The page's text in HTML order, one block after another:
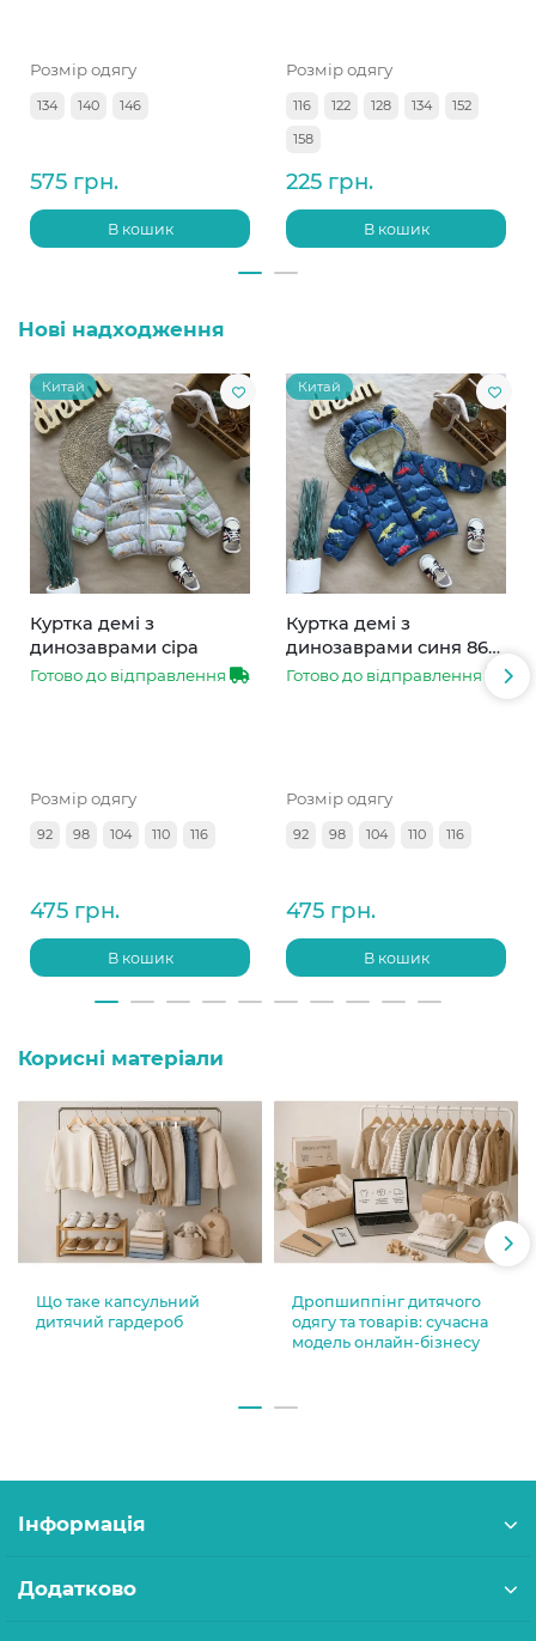
Розмір одягу
134 140 146
575 грн.
В кошик
Розмір одягу
116 122 128 134
152
158
225 грн.
В кошик
Нові надходження
Китай
Куртка демі з
динозаврами сіра
Готово до відправлення
Розмір одягу
92 98 104 110 116
475 грн.
В кошик
Китай
Куртка демі з
динозаврами синя 86-
110
Готово до відправлення
Розмір одягу
92 98 104 110 116
475 грн.
В кошик
Корисні матеріали
Що таке капсульний
дитячий гардероб
Дропшиппінг дитячого
одягу та товарів: сучасна
модель онлайн-бізнесу
Інформація
Додатково